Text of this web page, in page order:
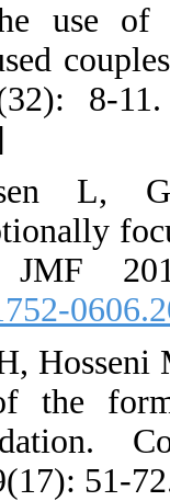
33. Peng
TQR
3715/
34.
based
[
35.
Data
infidelity
Research